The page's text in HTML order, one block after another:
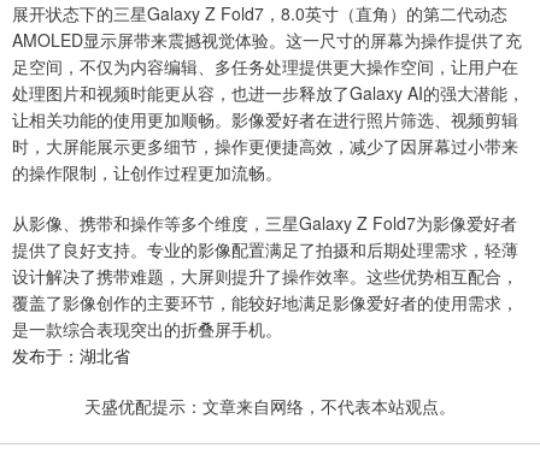
展开状态下的三星Galaxy Z Fold7，8.0英寸（直角）的第二代动态
AMOLED显示屏带来震撼视觉体验。这一尺寸的屏幕为操作提供了充
足空间，不仅为内容编辑、多任务处理提供更大操作空间，让用户在
处理图片和视频时能更从容，也进一步释放了Galaxy AI的强大潜能，
让相关功能的使用更加顺畅。影像爱好者在进行照片筛选、视频剪辑
时，大屏能展示更多细节，操作更便捷高效，减少了因屏幕过小带来
的操作限制，让创作过程更加流畅。
从影像、携带和操作等多个维度，三星Galaxy Z Fold7为影像爱好者
提供了良好支持。专业的影像配置满足了拍摄和后期处理需求，轻薄
设计解决了携带难题，大屏则提升了操作效率。这些优势相互配合，
覆盖了影像创作的主要环节，能较好地满足影像爱好者的使用需求，
是一款综合表现突出的折叠屏手机。
发布于：湖北省
天盛优配提示：文章来自网络，不代表本站观点。